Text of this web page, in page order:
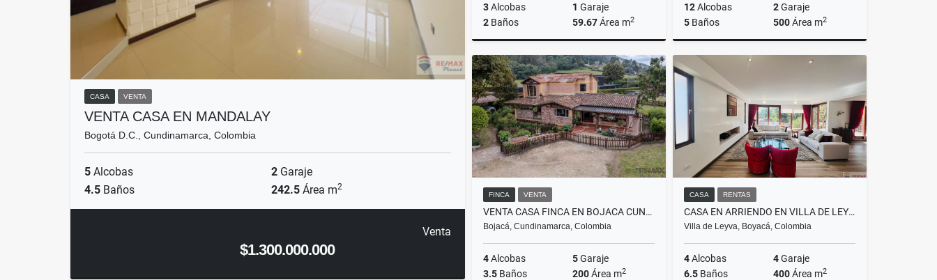
CASA VENTA
VENTA CASA EN MANDALAY
Bogotá D.C., Cundinamarca, Colombia
5 Alcobas 2 Garaje
4.5 Baños 242.5 Área m2
Venta
$1.300.000.000
3Alcobas 1 Garaje
2 Baños 59.67Área m2
Venta
$235.000.000
12Alcobas 2Garaje
5 Baños 500Área m2
Rentas
FINCA VENTA
VENTA CASA FINCA EN BOJACA CUNDINAMARCA
Bojacá, Cundinamarca, Colombia
4Alcobas 5Garaje
3.5 Baños 200Área m2
CASA RENTAS
CASA EN ARRIENDO EN VILLA DE LEYVA
Villa de Leyva, Boyacá, Colombia
4Alcobas 4Garaje
6.5 Baños 400Área m2